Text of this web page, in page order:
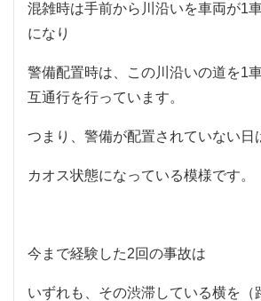
混雑時は手前から川沿いを車両が1
になり
警備配置時は、この川沿いの道を1
互通行を行っています。
つまり、警備が配置されていない日
カオス状態になっている模様です。
今まで経験した2回の事故は
いずれも、その渋滞している横を（